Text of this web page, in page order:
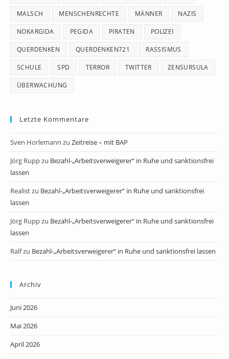
MALSCH MENSCHENRECHTE MÄNNER NAZIS
NOKARGIDA PEGIDA PIRATEN POLIZEI
QUERDENKEN QUERDENKEN721 RASSISMUS
SCHULE SPD TERROR TWITTER ZENSURSULA
ÜBERWACHUNG
Letzte Kommentare
Sven Horlemann zu Zeitreise – mit BAP
Jörg Ruppzu Bezahl-„Arbeitsverweigerer“ in Ruhe und sanktionsfrei
lassen
Realistzu Bezahl-„Arbeitsverweigerer“ in Ruhe und sanktionsfrei
lassen
Jörg Ruppzu Bezahl-„Arbeitsverweigerer“ in Ruhe und sanktionsfrei
lassen
Ralfzu Bezahl-„Arbeitsverweigerer“ in Ruhe und sanktionsfrei lassen
Archiv
Juni 2026
Mai 2026
April 2026